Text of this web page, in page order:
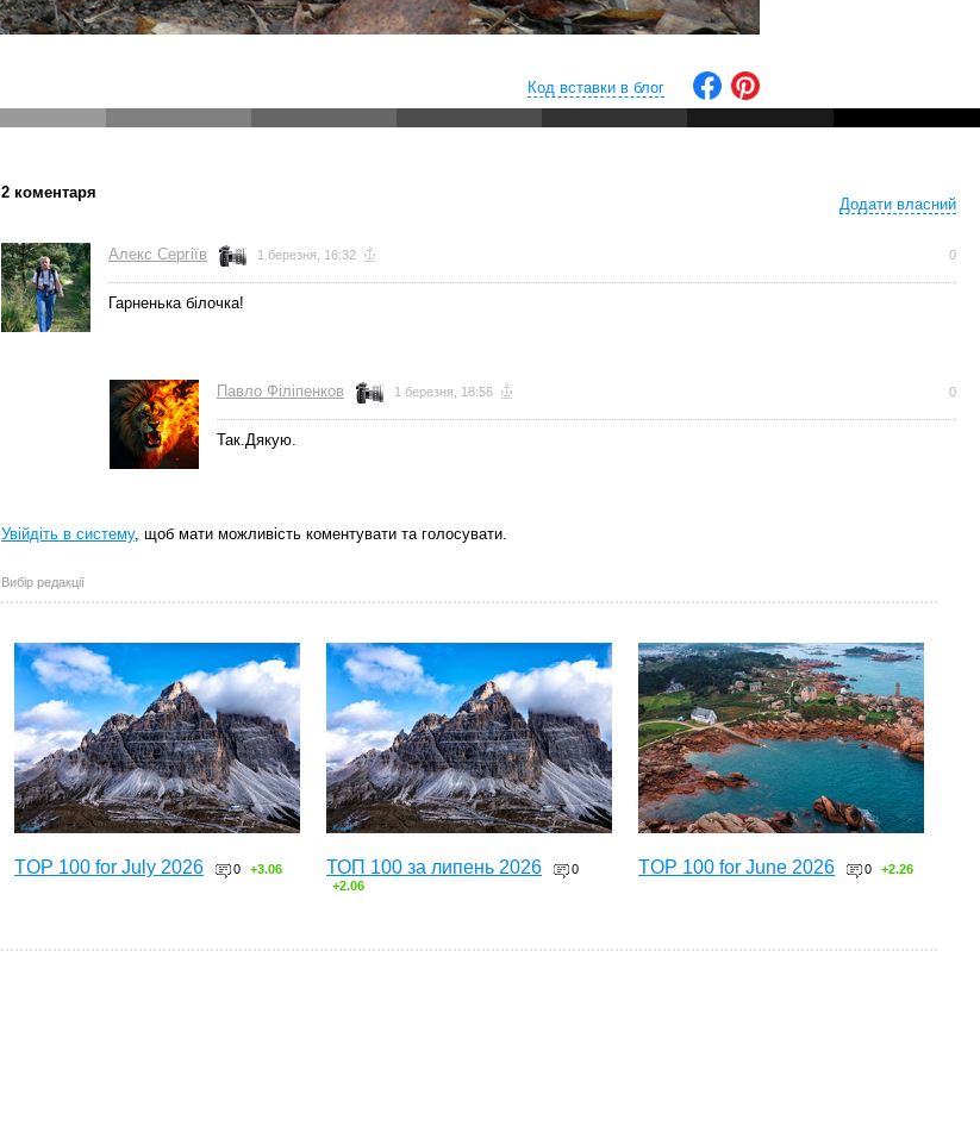
Код вставки в блог
2 коментаря
Додати власний
Алекс Сергіїв 1 березня, 16:32 0
Гарненька білочка!
Павло Філіпенков 1 березня, 18:56 0
Так.Дякую.
Увійдіть в систему, щоб мати можливість коментувати та голосувати.
Вибір редакції
TOP 100 for July 2026 0 +3.06 ТОП 100 за липень 2026
0
+2.06
TOP 100 for June 2026 0 +2.26